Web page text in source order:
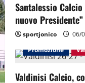
Santalessio
nuovo Presidente”
sportjonico
06/
Promozione
Valdinisi Calcio,